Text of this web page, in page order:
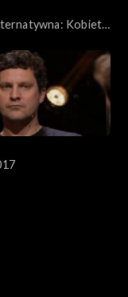
Kobieta